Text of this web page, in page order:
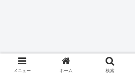
メニュー ホーム 検索